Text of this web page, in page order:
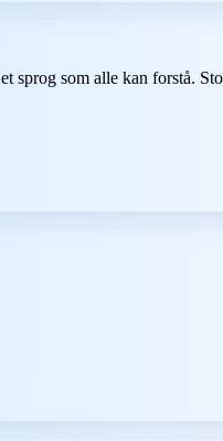
sprog som alle kan forstå.